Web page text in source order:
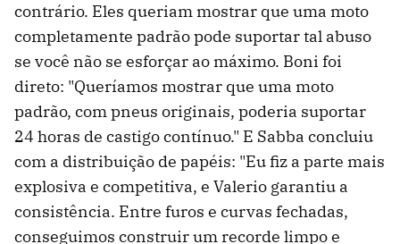
contrário. Eles queriam mostrar que uma moto
completamente padrão pode suportar tal abuso
se você não se esforçar ao máximo. Boni foi
direto: "Queríamos mostrar que uma moto
padrão, com pneus originais, poderia suportar
24 horas de castigo contínuo." E Sabba concluiu
com a distribuição de papéis: "Eu fiz a parte mais
explosiva e competitiva, e Valerio garantiu a
consistência. Entre furos e curvas fechadas,
conseguimos construir um recorde limpo e